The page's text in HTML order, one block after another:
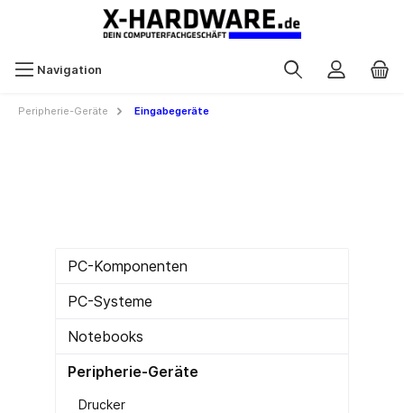
Navigation
Peripherie-Geräte Eingabegeräte
PC-Komponenten
PC-Systeme
Notebooks
Peripherie-Geräte
Drucker